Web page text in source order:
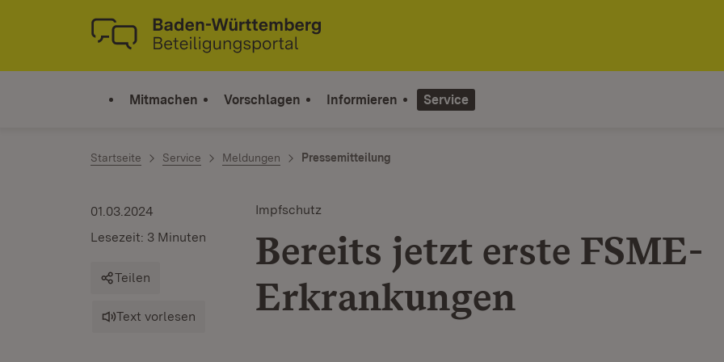
Zum Inhalt springen
Link zur Startseite
Mitmachen Vorschlagen Informieren Service
Startseite Service Meldungen Pressemitteilung
Impfschutz
Bereits jetzt erste FSME-
Erkrankungen
01.03.2024
Lesezeit: 3 Minuten
Teilen
Text vorlesen